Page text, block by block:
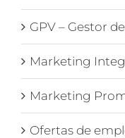
GPV – Gestor
Marketing
Marketing
Ofertas de